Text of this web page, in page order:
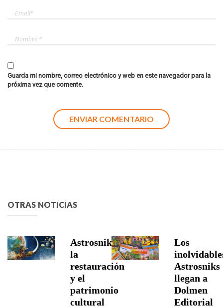
Guarda mi nombre, correo electrónico y web en este navegador para la
próxima vez que comente.
OTRAS NOTICIAS
Astrosniks,
la
restauración
y el
patrimonio
cultural
Los
Astrosniks
llegan a
Dolmen
Editorial